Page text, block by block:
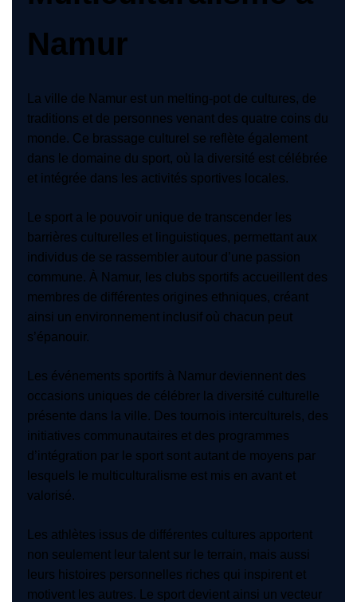
Namur
La ville de Namur est un melting-pot de cultures, de
traditions et de personnes venant des quatre coins du
monde. Ce brassage culturel se reflète également
dans le domaine du sport, où la diversité est célébrée
et intégrée dans les activités sportives locales.
Le sport a le pouvoir unique de transcender les
barrières culturelles et linguistiques, permettant aux
individus de se rassembler autour d’une passion
commune. À Namur, les clubs sportifs accueillent des
membres de différentes origines ethniques, créant
ainsi un environnement inclusif où chacun peut
s’épanouir.
Les événements sportifs à Namur deviennent des
occasions uniques de célébrer la diversité culturelle
présente dans la ville. Des tournois interculturels, des
initiatives communautaires et des programmes
d’intégration par le sport sont autant de moyens par
lesquels le multiculturalisme est mis en avant et
valorisé.
Les athlètes issus de différentes cultures apportent
non seulement leur talent sur le terrain, mais aussi
leurs histoires personnelles riches qui inspirent et
motivent les autres. Le sport devient ainsi un vecteur